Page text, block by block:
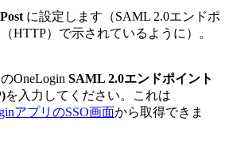
に設定します（SAML 2.0エンドポ
HTTP）で示されているように）。
OneLogin SAML 2.0エンドポイント
を入力してください。これは
アプリのSSO画面から取得できま